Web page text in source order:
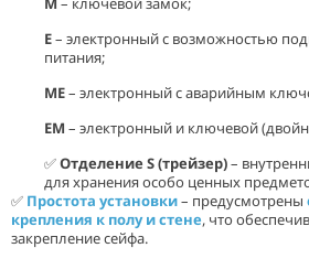
E– электронный с возможностью
питания;
ME– электронный с аварийным
EM – электронный и ключевой
✅Отделение S (трейзер)–
для хранения особо ценных
✅ Простота установки– предусмотрены
крепления к полу и стене, что
закрепление сейфа.